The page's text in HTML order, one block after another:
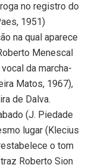
no registro do
1951)
na qual aparece
Menescal
da marcha-
Matos, 1967),
de Dalva.
(J. Piedade
lugar (Klecius
o tom
Roberto Sion